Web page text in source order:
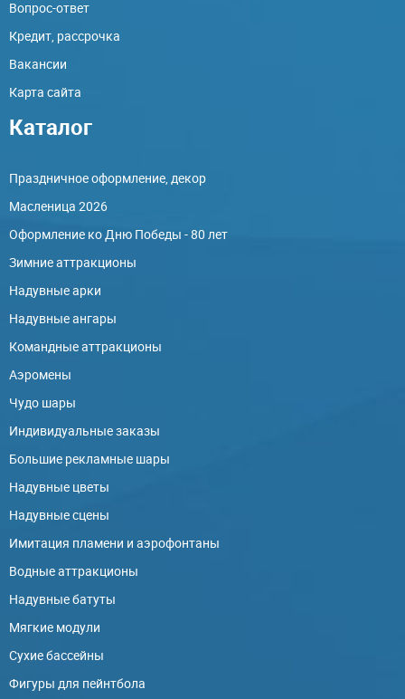
Вопрос-ответ
Кредит, рассрочка
Вакансии
Карта сайта
Каталог
Праздничное оформление, декор
Масленица 2026
Оформление ко Дню Победы - 80 лет
Зимние аттракционы
Надувные арки
Надувные ангары
Командные аттракционы
Аэромены
Чудо шары
Индивидуальные заказы
Большие рекламные шары
Надувные цветы
Надувные сцены
Имитация пламени и аэрофонтаны
Водные аттракционы
Надувные батуты
Мягкие модули
Сухие бассейны
Фигуры для пейнтбола